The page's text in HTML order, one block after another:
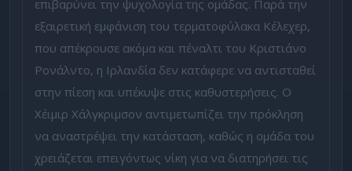
επιβαρύνει την ψυχολογία της ομάδας. Παρά την
εξαιρετική εμφάνιση του τερματοφύλακα Κέλεχερ,
που απέκρουσε ακόμα και πέναλτι του Κριστιάνο
Ρονάλντο, η Ιρλανδία δεν κατάφερε να αντισταθεί
στην πίεση και υπέκυψε στις καθυστερήσεις. Ο
Χέιμιρ Χάλγκριμσον αντιμετωπίζει την πρόκληση
να αναστρέψει την κατάσταση, καθώς η ομάδα του
χρειάζεται επειγόντως νίκη για να διατηρήσει τις